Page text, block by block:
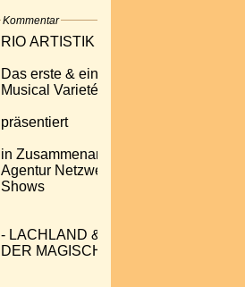
Kommentar
RIO ARTISTIK
Das erste & einzigartige
Musical Varieté Theater
präsentiert
in Zusammenarbeit mit
Agentur Netzwerk & Networld
Shows
- LACHLAND & DAS BUCH
DER MAGISCHEN TRÄUME -